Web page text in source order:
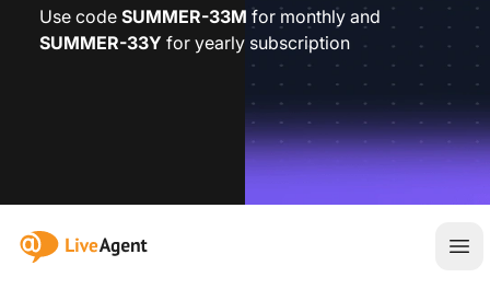
Use code SUMMER-33M for monthly and
SUMMER-33Y for yearly subscription
:site.title